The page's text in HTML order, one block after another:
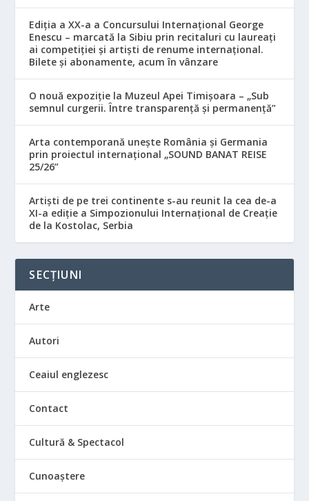
Ediția a XX-a a Concursului Internațional George
Enescu – marcată la Sibiu prin recitaluri cu laureați
ai competiției și artiști de renume internațional.
Bilete și abonamente, acum în vânzare
O nouă expoziție la Muzeul Apei Timișoara – „Sub
semnul curgerii. Între transparență și permanență”
Arta contemporană unește România și Germania
prin proiectul internațional „SOUND BANAT REISE
25/26”
Artiști de pe trei continente s-au reunit la cea de-a
XI-a ediție a Simpozionului Internațional de Creație
de la Kostolac, Serbia
SECȚIUNI
Arte
Autori
Ceaiul englezesc
Contact
Cultură & Spectacol
Cunoaștere